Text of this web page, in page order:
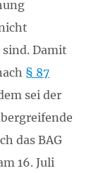
Damit
§ 87
sei der
das BAG
16. Juli